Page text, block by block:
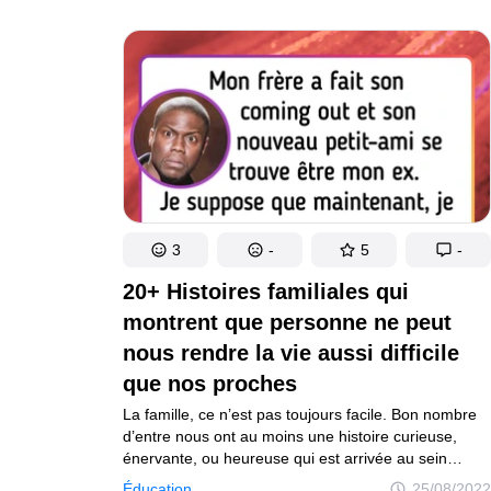
qualité de vie. À ce propos, nous oublions souvent
les matières fécales. Normalement, c’est un sujet
que personne ne souhaite aborder, mais aujourd’hui,
nous allons partager avec toi quelques raisons pour
lesquelles tu devrais y prêter plus d’attention.
20+ Histoires familiales qui
montrent que personne ne peut
nous rendre la vie aussi difficile
que nos proches
La famille, ce n’est pas toujours facile. Bon nombre
d’entre nous ont au moins une histoire curieuse,
énervante, ou heureuse qui est arrivée au sein
de notre famille. Mais quels que soient les
3 - 5 -